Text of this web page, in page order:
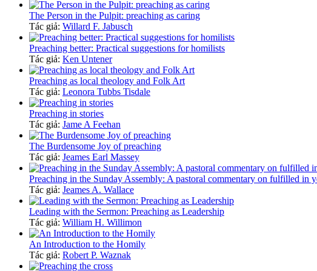
The Person in the Pulpit: preaching as caring
Tác giả: Willard F. Jabusch
Preaching better: Practical suggestions for homilists
Tác giả: Ken Untener
Preaching as local theology and Folk Art
Tác giả: Leonora Tubbs Tisdale
Preaching in stories
Tác giả: Jame A Feehan
The Burdensome Joy of preaching
Tác giả: Jeames Earl Massey
Preaching in the Sunday Assembly: A pastoral commentary on fulfilled in
Tác giả: Jeames A. Wallace
Leading with the Sermon: Preaching as Leadership
Tác giả: William H. Willimon
An Introduction to the Homily
Tác giả: Robert P. Waznak